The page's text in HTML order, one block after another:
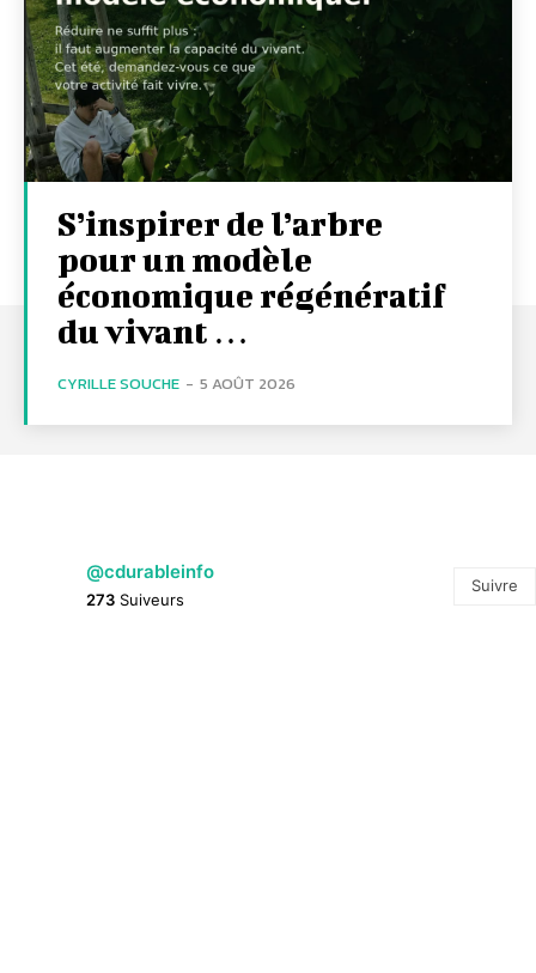
S’inspirer de l’arbre
pour un modèle
économique régénératif
du vivant …
CYRILLE SOUCHE - 5 AOÛT 2026
@cdurableinfo
273 Suiveurs
Suivre